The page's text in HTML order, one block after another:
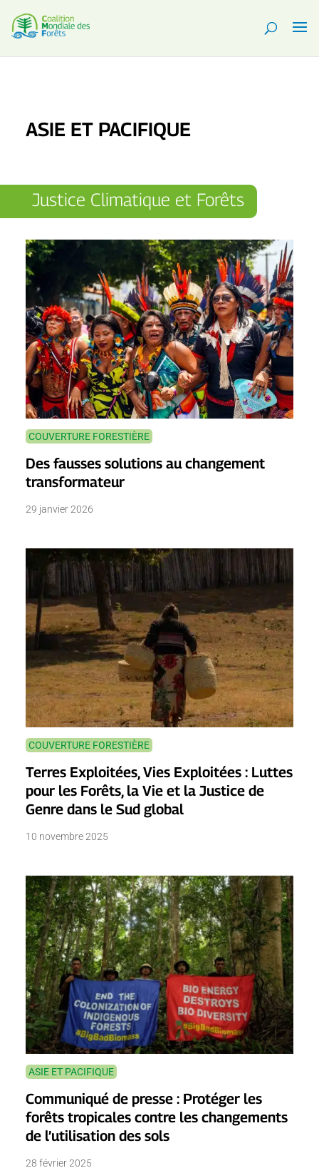
ASIE ET PACIFIQUE
Justice Climatique et Forêts
COUVERTURE FORESTIÈRE
Des fausses solutions au changement
transformateur
29 janvier 2026
COUVERTURE FORESTIÈRE
Terres Exploitées, Vies Exploitées : Luttes
pour les Forêts, la Vie et la Justice de
Genre dans le Sud global
10 novembre 2025
ASIE ET PACIFIQUE
Communiqué de presse : Protéger les
forêts tropicales contre les changements
de l’utilisation des sols
28 février 2025